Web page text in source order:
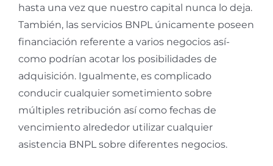
hasta una vez que nuestro capital nunca lo deja.
También, las servicios BNPL únicamente poseen
financiación referente a varios negocios así­
como podrían acotar los posibilidades de
adquisición. Igualmente, es complicado
conducir cualquier sometimiento sobre
múltiples retribución así­ como fechas de
vencimiento alrededor utilizar cualquier
asistencia BNPL sobre diferentes negocios.